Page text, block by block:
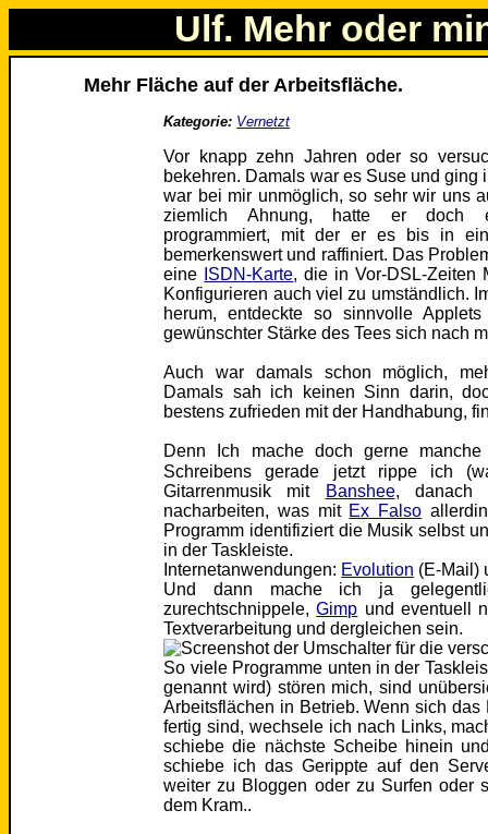
Ulf. Mehr oder
Mehr Fläche auf der Arbeitsfläche.
Kategorie: Vernetzt
Vor knapp zehn Jahren oder so
bekehren. Damals war es Suse und
war bei mir unmöglich, so sehr wir uns
ziemlich Ahnung, hatte er doch
programmiert, mit der er es bis in
bemerkenswert und raffiniert. Das
eine
ISDN-Karte, die in Vor-DSL-Zeiten
Konfigurieren auch viel zu umständlich.
herum, entdeckte so sinnvolle
gewünschter Stärke des Tees sich nach
Auch war damals schon möglich,
Damals sah ich keinen Sinn darin,
bestens zufrieden mit der Handhabung,
Denn Ich mache doch gerne
Schreibens gerade jetzt rippe ich
Gitarrenmusik mit
Banshee, danach
nacharbeiten, was mit Ex Falso
Programm identifiziert die Musik selbst
in der Taskleiste.
Internetanwendungen: Evolution (E-Mail)
Und dann mache ich ja
zurechtschnippele,Gimp und eventuell
Textverarbeitung und dergleichen sein.
So viele Programme unten in der
genannt wird) stören mich, sind
Arbeitsflächen in Betrieb. Wenn sich
fertig sind, wechsele ich nach Links,
schiebe die nächste Scheibe hinein
schiebe ich das Gerippte auf den
weiter zu Bloggen oder zu Surfen oder
dem Kram..